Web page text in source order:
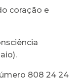
coração e
808 24 24